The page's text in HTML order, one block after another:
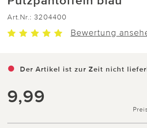
Art.Nr.: 3204400
Bewertung
Der Artikel ist zur Zeit nicht
9,99